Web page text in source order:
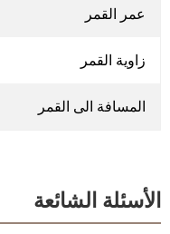
عمر القمر
زاوية القمر
المسافة الى القمر
الأسئلة الشائعة